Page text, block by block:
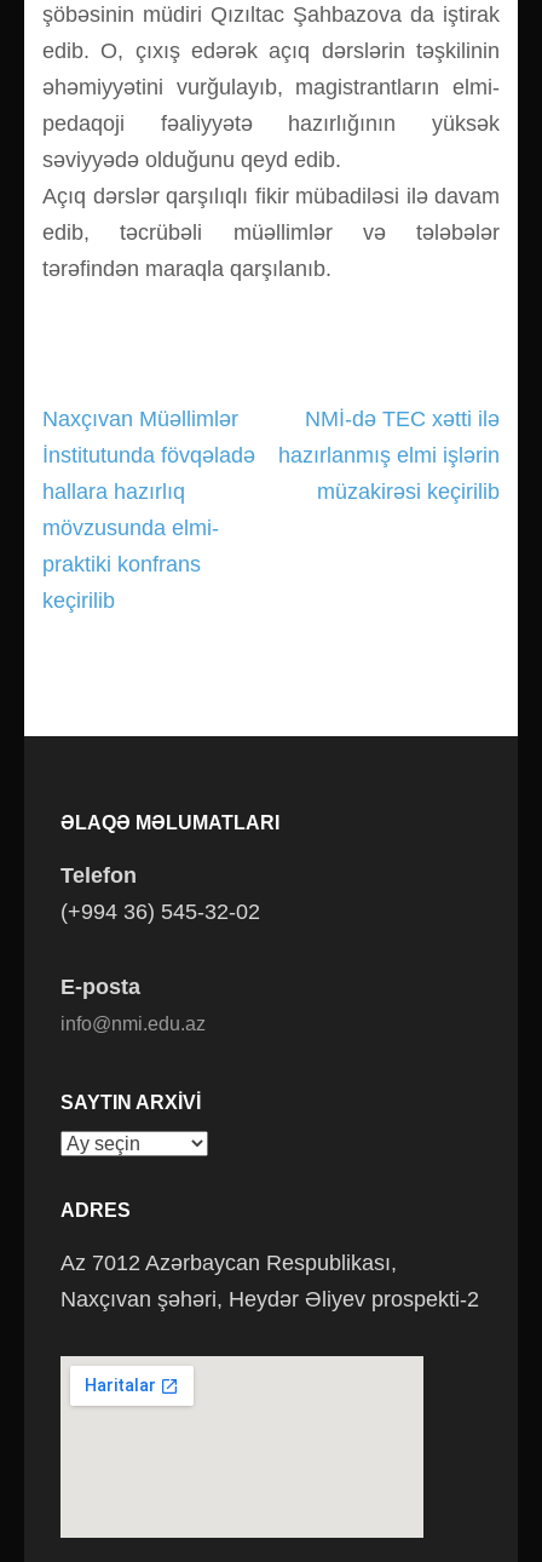
şöbəsinin müdiri Qızıltac Şahbazova da iştirak
edib. O, çıxış edərək açıq dərslərin təşkilinin
əhəmiyyətini vurğulayıb, magistrantların elmi-
pedaqoji fəaliyyətə hazırlığının yüksək
səviyyədə olduğunu qeyd edib.
Açıq dərslər qarşılıqlı fikir mübadiləsi ilə davam
edib, təcrübəli müəllimlər və tələbələr
tərəfindən maraqla qarşılanıb.
Yazı
gezinmesi
Naxçıvan Müəllimlər
İnstitutunda fövqəladə
hallara hazırlıq
mövzusunda elmi-
praktiki konfrans
keçirilib
NMİ-də TEC xətti ilə
hazırlanmış elmi işlərin
müzakirəsi keçirilib
ƏLAQƏ MƏLUMATLARI
Telefon
(+994 36) 545-32-02
E-posta
info@nmi.edu.az
SAYTIN ARXIVI
Saytın
ADRES
Az 7012 Azərbaycan Respublikası,
Naxçıvan şəhəri, Heydər Əliyev prospekti-2